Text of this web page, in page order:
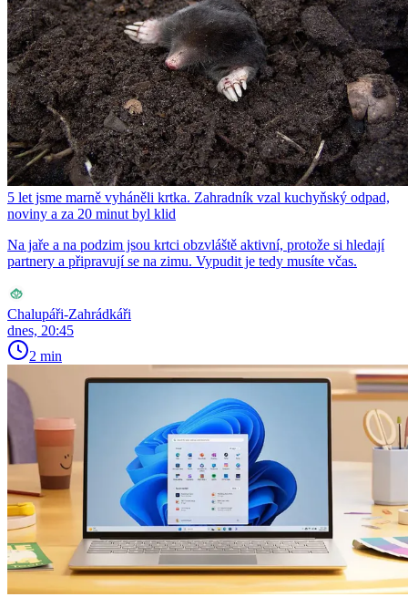
5 let jsme marně vyháněli krtka. Zahradník vzal kuchyňský odpad,
noviny a za 20 minut byl klid
Na jaře a na podzim jsou krtci obzvláště aktivní, protože si hledají
partnery a připravují se na zimu. Vypudit je tedy musíte včas.
Chalupáři-Zahrádkáři
dnes, 20:45
2 min